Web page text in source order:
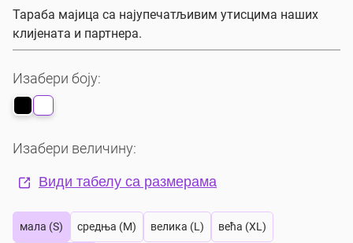
Тараба мајица са најупечатљивим утисцима наших
клијената и партнера.
Изабери боју:
Изабери величину:
Види табелу са размерама
мала (S) средња (M) велика (L) већа (XL)